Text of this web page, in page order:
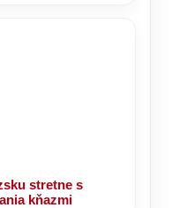
stretne s
kňazmi